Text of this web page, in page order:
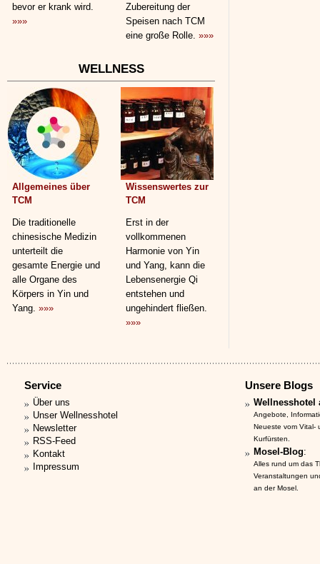
bevor er krank wird.
»»»
Zubereitung der
Speisen nach TCM
eine große Rolle. »»»
WELLNESS
Allgemeines über
TCM
Die traditionelle
chinesische Medizin
unterteilt die
gesamte Energie und
alle Organe des
Körpers in Yin und
Yang. »»»
Wissenswertes zur
TCM
Erst in der
vollkommenen
Harmonie von Yin
und Yang, kann die
Lebensenergie Qi
entstehen und
ungehindert fließen.
»»»
Service
Über uns
Unser Wellnesshotel
Newsletter
RSS-Feed
Kontakt
Impressum
Unsere Blogs
Wellnesshotel
Angebote,
Neueste vom Vital-
Kurfürsten.
Mosel-Blog:
Alles rund um das
Veranstaltungen
an der Mosel.